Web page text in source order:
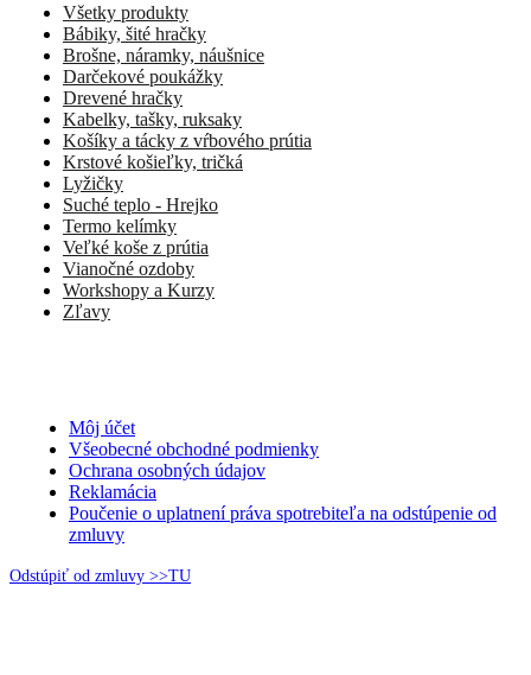
Všetky produkty
Bábiky, šité hračky
Brošne, náramky, náušnice
Darčekové poukážky
Drevené hračky
Kabelky, tašky, ruksaky
Košíky a tácky z vŕbového prútia
Krstové košieľky, tričká
Lyžičky
Suché teplo - Hrejko
Termo kelímky
Veľké koše z prútia
Vianočné ozdoby
Workshopy a Kurzy
Zľavy
Môj účet
Všeobecné obchodné podmienky
Ochrana osobných údajov
Reklamácia
Poučenie o uplatnení práva spotrebiteľa na odstúpenie od
zmluvy
Odstúpiť od zmluvy >>TU